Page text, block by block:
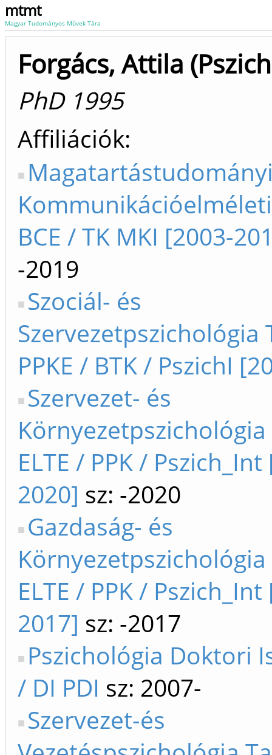
mtmt
Magyar Tudományos Művek Tára
Forgács, Attila
PhD 1995
Affiliációk
BCE / TK MKI [2003-
-2019
Szociál- és
Szervezetpszichológia
PPKE / BTK / PszichI
Szervezet- és
Környezetpszichológia
ELTE / PPK /
2020] sz: -2020
Gazdaság- és
Környezetpszichológia
ELTE / PPK /
2017] sz: -2017
Pszichológia Doktori
/ DI PDI sz: 2007-
Szervezet-és